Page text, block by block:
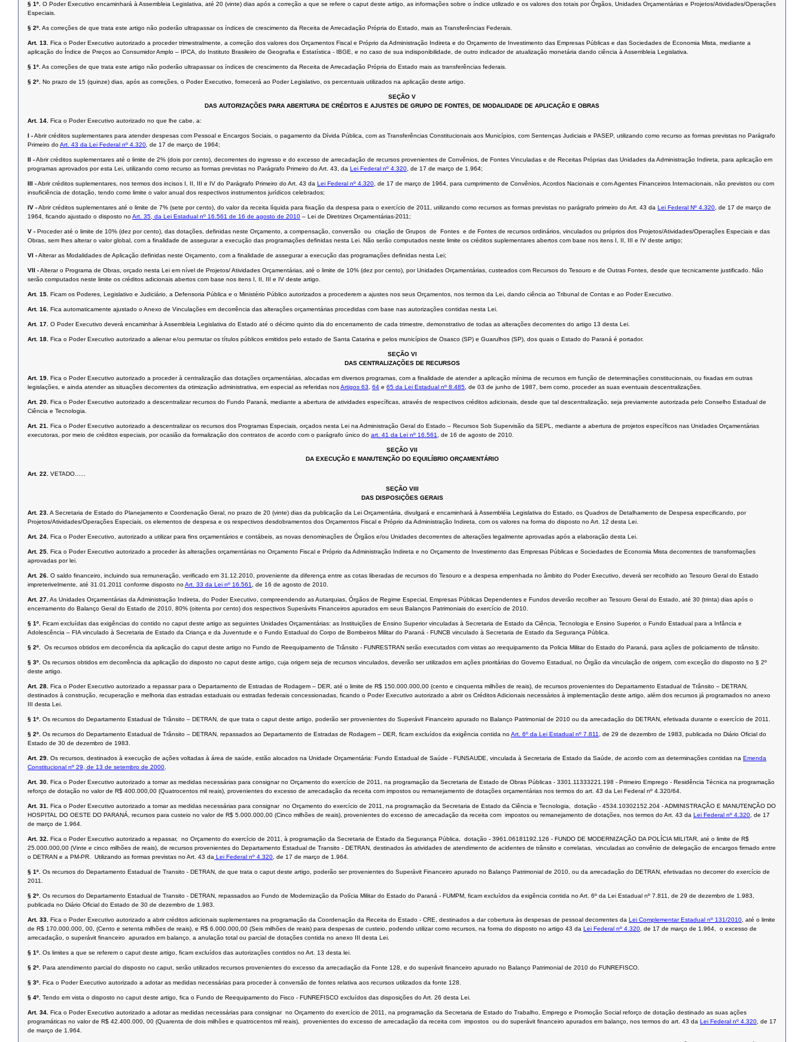
§ 1º. O Poder Executivo encaminhará à Assembleia Legislativa, até 20 (vinte) dias após a correção a que se refere o caput deste artigo, as informações sobre o índice utilizado e os valores dos totais por Órgãos, Unidades Orçamentárias e Projetos/Atividades/Operações
Especiais.
§ 2º.As correções de que trata este artigo não poderão ultrapassar os índices de crescimento da Receita de Arrecadação Própria do Estado, mais as Transferências Federais.
Art. 13. Fica o Poder Executivo autorizado a proceder trimestralmente, a correção dos valores dos Orçamentos Fiscal e Próprio da Administração Indireta e do Orçamento de Investimento das Empresas Públicas e das Sociedades de Economia Mista, mediante a
aplicação do Índice de Preços ao Consumidor Amplo – IPCA, do Instituto Brasileiro de Geografia e Estatística - IBGE, e no caso de sua indisponibilidade, de outro indicador de atualização monetária dando ciência à Assembleia Legislativa.
§ 1º.As correções de que trata este artigo não poderão ultrapassar os índices de crescimento da Receita de Arrecadação Própria do Estado mais as transferências federais.
§ 2º. No prazo de 15 (quinze) dias, após as correções, o Poder Executivo, fornecerá ao Poder Legislativo, os percentuais utilizados na aplicação deste artigo.
SEÇÃO V
DAS AUTORIZAÇÕES PARA ABERTURA DE CRÉDITOS E AJUSTES DE GRUPO DE FONTES, DE MODALIDADE DE APLICAÇÃO E OBRAS
Art. 14. Fica o Poder Executivo autorizado no que lhe cabe, a:
I -Abrir créditos suplementares para atender despesas com Pessoal e Encargos Sociais, o pagamento da Dívida Pública, com as Transferências Constitucionais aos Municípios, com Sentenças Judiciais e PASEP, utilizando como recurso as formas previstas no Parágrafo
Primeiro doArt. 43 da Lei Federal nº 4.320, de 17 de março de 1964;
II -Abrir créditos suplementares até o limite de 2% (dois por cento), decorrentes do ingresso e do excesso de arrecadação de recursos provenientes de Convênios, de Fontes Vinculadas e de Receitas Próprias das Unidades da Administração Indireta, para aplicação em
programas aprovados por esta Lei, utilizando como recurso as formas previstas no Parágrafo Primeiro do Art. 43, da Lei Federal nº 4.320, de 17 de março de 1.964;
III -Abrir créditos suplementares, nos termos dos incisos I, II, III e IV do Parágrafo Primeiro do Art. 43 da Lei Federal nº 4.320, de 17 de março de 1964, para cumprimento de Convênios, Acordos Nacionais e com Agentes Financeiros Internacionais, não previstos ou com
insuficiência de dotação, tendo como limite o valor anual dos respectivos instrumentos jurídicos celebrados;
IV -Abrir créditos suplementares até o limite de 7% (sete por cento), do valor da receita líquida para fixação da despesa para o exercício de 2011, utilizando como recursos as formas previstas no parágrafo primeiro do Art. 43 da Lei Federal Nº 4.320, de 17 de março de
1964, ficando ajustado o disposto noArt. 35, da Lei Estadual nº 16.561 de 16 de agosto de 2010 – Lei de Diretrizes Orçamentárias-2011;
V - Proceder até o limite de 10% (dez por cento), das dotações, definidas neste Orçamento, a compensação, conversão ou criação de Grupos de Fontes e de Fontes de recursos ordinários, vinculados ou próprios dos Projetos/Atividades/Operações Especiais e das
Obras, sem lhes alterar o valor global, com a finalidade de assegurar a execução das programações definidas nesta Lei. Não serão computados neste limite os créditos suplementares abertos com base nos itens I, II, III e IV deste artigo;
VI -Alterar as Modalidades de Aplicação definidas neste Orçamento, com a finalidade de assegurar a execução das programações definidas nesta Lei;
VII -Alterar o Programa de Obras, orçado nesta Lei em nível de Projetos/ Atividades Orçamentárias, até o limite de 10% (dez por cento), por Unidades Orçamentárias, custeados com Recursos do Tesouro e de Outras Fontes, desde que tecnicamente justificado. Não
serão computados neste limite os créditos adicionais abertos com base nos itens I, II, III e IV deste artigo.
Art. 15. Ficam os Poderes, Legislativo e Judiciário, a Defensoria Pública e o Ministério Público autorizados a procederem a ajustes nos seus Orçamentos, nos termos da Lei, dando ciência ao Tribunal de Contas e ao Poder Executivo.
Art. 16. Fica automaticamente ajustado o Anexo de Vinculações em decorrência das alterações orçamentárias procedidas com base nas autorizações contidas nesta Lei.
Art. 17. O Poder Executivo deverá encaminhar à Assembleia Legislativa do Estado até o décimo quinto dia do encerramento de cada trimestre, demonstrativo de todas as alterações decorrentes do artigo 13 desta Lei.
Art. 18. Fica o Poder Executivo autorizado a alienar e/ou permutar os títulos públicos emitidos pelo estado de Santa Catarina e pelos municípios de Osasco (SP) e Guarulhos (SP), dos quais o Estado do Paraná é portador.
SEÇÃO VI
DAS CENTRALIZAÇÕES DE RECURSOS
Art. 19. Fica o Poder Executivo autorizado a proceder à centralização das dotações orçamentárias, alocadas em diversos programas, com a finalidade de atender a aplicação mínima de recursos em função de determinações constitucionais, ou fixadas em outras
legislações, e ainda atender as situações decorrentes da otimização administrativa, em especial as referidas nosArtigos 63, 64 e 65 da Lei Estadual nº 8.485, de 03 de junho de 1987, bem como, proceder as suas eventuais descentralizações.
Art. 20. Fica o Poder Executivo autorizado a descentralizar recursos do Fundo Paraná, mediante a abertura de atividades específicas, através de respectivos créditos adicionais, desde que tal descentralização, seja previamente autorizada pelo Conselho Estadual de
Ciência e Tecnologia.
Art. 21. Fica o Poder Executivo autorizado a descentralizar os recursos dos Programas Especiais, orçados nesta Lei na Administração Geral do Estado – Recursos Sob Supervisão da SEPL, mediante a abertura de projetos específicos nas Unidades Orçamentárias
executoras, por meio de créditos especiais, por ocasião da formalização dos contratos de acordo com o parágrafo único do art. 41 da Lei nº 16.561, de 16 de agosto de 2010.
SEÇÃO VII
DA EXECUÇÃO E MANUTENÇÃO DO EQUILÍBRIO ORÇAMENTÁRIO
Art. 22. VETADO......
SEÇÃO VIII
DAS DISPOSIÇÕES GERAIS
Art. 23.A Secretaria de Estado do Planejamento e Coordenação Geral, no prazo de 20 (vinte) dias da publicação da Lei Orçamentária, divulgará e encaminhará à Assembléia Legislativa do Estado, os Quadros de Detalhamento de Despesa especificando, por
Projetos/Atividades/Operações Especiais, os elementos de despesa e os respectivos desdobramentos dos Orçamentos Fiscal e Próprio da Administração Indireta, com os valores na forma do disposto no Art. 12 desta Lei.
Art. 24. Fica o Poder Executivo, autorizado a utilizar para fins orçamentários e contábeis, as novas denominações de Órgãos e/ou Unidades decorrentes de alterações legalmente aprovadas após a elaboração desta Lei.
Art. 25. Fica o Poder Executivo autorizado a proceder às alterações orçamentárias no Orçamento Fiscal e Próprio da Administração Indireta e no Orçamento de Investimento das Empresas Públicas e Sociedades de Economia Mista decorrentes de transformações
aprovadas por lei.
Art. 26. O saldo financeiro, incluindo sua remuneração, verificado em 31.12.2010, proveniente da diferença entre as cotas liberadas de recursos do Tesouro e a despesa empenhada no âmbito do Poder Executivo, deverá ser recolhido ao Tesouro Geral do Estado
impreterivelmente, até 31.01.2011 conforme disposto noArt. 33 da Lei nº 16.561, de 16 de agosto de 2010.
Art. 27.As Unidades Orçamentárias da Administração Indireta, do Poder Executivo, compreendendo as Autarquias, Órgãos de Regime Especial, Empresas Públicas Dependentes e Fundos deverão recolher ao Tesouro Geral do Estado, até 30 (trinta) dias após o
encerramento do Balanço Geral do Estado de 2010, 80% (oitenta por cento) dos respectivos Superávits Financeiros apurados em seus Balanços Patrimoniais do exercício de 2010.
§ 1º. Ficam excluídas das exigências do contido no caput deste artigo as seguintes Unidades Orçamentárias: as Instituições de Ensino Superior vinculadas à Secretaria de Estado da Ciência, Tecnologia e Ensino Superior, o Fundo Estadual para a Infância e
Adolescência – FIA vinculado à Secretaria de Estado da Criança e da Juventude e o Fundo Estadual do Corpo de Bombeiros Militar do Paraná - FUNCB vinculado à Secretaria de Estado da Segurança Pública.
§ 2º. Os recursos obtidos em decorrência da aplicação do caput deste artigo no Fundo de Reequipamento de Trânsito - FUNRESTRAN serão executados com vistas ao reequipamento da Policia Militar do Estado do Paraná, para ações de policiamento de trânsito.
§ 3º. Os recursos obtidos em decorrência da aplicação do disposto no caput deste artigo, cuja origem seja de recursos vinculados, deverão ser utilizados em ações prioritárias do Governo Estadual, no Órgão da vinculação de origem, com exceção do disposto no § 2º
deste artigo.
Art. 28. Fica o Poder Executivo autorizado a repassar para o Departamento de Estradas de Rodagem – DER, até o limite de R$ 150.000.000,00 (cento e cinquenta milhões de reais), de recursos provenientes do Departamento Estadual de Trânsito – DETRAN,
destinados à construção, recuperação e melhoria das estradas estaduais ou estradas federais concessionadas, ficando o Poder Executivo autorizado a abrir os Créditos Adicionais necessários à implementação deste artigo, além dos recursos já programados no anexo
III desta Lei.
§ 1º. Os recursos do Departamento Estadual de Trânsito – DETRAN, de que trata o caput deste artigo, poderão ser provenientes do Superávit Financeiro apurado no Balanço Patrimonial de 2010 ou da arrecadação do DETRAN, efetivada durante o exercício de 2011.
§ 2º. Os recursos do Departamento Estadual de Trânsito – DETRAN, repassados ao Departamento de Estradas de Rodagem – DER, ficam excluídos da exigência contida noArt. 6º da Lei Estadual nº 7.811, de 29 de dezembro de 1983, publicada no Diário Oficial do
Estado de 30 de dezembro de 1983.
Art. 29. Os recursos, destinados à execução de ações voltadas à área de saúde, estão alocados na Unidade Orçamentária: Fundo Estadual de Saúde - FUNSAUDE, vinculada à Secretaria de Estado da Saúde, de acordo com as determinações contidas na Emenda
Constitucional nº 29, de 13 de setembro de 2000.
Art. 30. Fica o Poder Executivo autorizado a tomar as medidas necessárias para consignar no Orçamento do exercício de 2011, na programação da Secretaria de Estado de Obras Públicas - 3301.11333221.198 - Primeiro Emprego - Residência Técnica na programação
reforço de dotação no valor de R$ 400.000,00 (Quatrocentos mil reais), provenientes do excesso de arrecadação da receita com impostos ou remanejamento de dotações orçamentárias nos termos do art. 43 da Lei Federal nº 4.320/64.
Art. 31. Fica o Poder Executivo autorizado a tomar as medidas necessárias para consignar no Orçamento do exercício de 2011, na programação da Secretaria de Estado da Ciência e Tecnologia, dotação - 4534.10302152.204 - ADMINISTRAÇÃO E MANUTENÇÃO DO
HOSPITAL DO OESTE DO PARANÁ, recursos para custeio no valor de R$ 5.000.000,00 (Cinco milhões de reais), provenientes do excesso de arrecadação da receita com impostos ou remanejamento de dotações, nos termos do Art. 43 da Lei Federal nº 4.320, de 17
de março de 1.964.
Art. 32. Fica o Poder Executivo autorizado a repassar, no Orçamento do exercício de 2011, à programação da Secretaria de Estado da Segurança Pública, dotação - 3961.06181192.126 - FUNDO DE MODERNIZAÇÃO DA POLÍCIA MILITAR, até o limite de R$
25.000.000,00 (Vinte e cinco milhões de reais), de recursos provenientes do Departamento Estadual de Transito - DETRAN, destinados às atividades de atendimento de acidentes de trânsito e correlatas, vinculadas ao convênio de delegação de encargos firmado entre
o DETRAN e a PM-PR. Utilizando as formas previstas no Art. 43 da Lei Federal nº 4.320, de 17 de março de 1.964.
§ 1º. Os recursos do Departamento Estadual de Transito - DETRAN, de que trata o caput deste artigo, poderão ser provenientes do Superávit Financeiro apurado no Balanço Patrimonial de 2010, ou da arrecadação do DETRAN, efetivadas no decorrer do exercício de
2011.
§ 2º. Os recursos do Departamento Estadual de Transito - DETRAN, repassados ao Fundo de Modernização da Polícia Militar do Estado do Paraná - FUMPM, ficam excluídos da exigência contida no Art. 6º da Lei Estadual nº 7.811, de 29 de dezembro de 1.983,
publicada no Diário Oficial do Estado de 30 de dezembro de 1.983.
Art. 33. Fica o Poder Executivo autorizado a abrir créditos adicionais suplementares na programação da Coordenação da Receita do Estado - CRE, destinados a dar cobertura às despesas de pessoal decorrentes da Lei Complementar Estadual nº 131/2010, até o limite
de R$ 170.000.000, 00, (Cento e setenta milhões de reais), e R$ 6.000.000,00 (Seis milhões de reais) para despesas de custeio, podendo utilizar como recursos, na forma do disposto no artigo 43 da Lei Federal nº 4.320, de 17 de março de 1.964, o excesso de
arrecadação, o superávit financeiro apurados em balanço, a anulação total ou parcial de dotações contida no anexo III desta Lei.
§ 1º. Os limites a que se referem o caput deste artigo, ficam excluídos das autorizações contidos no Art. 13 desta lei.
§ 2º. Para atendimento parcial do disposto no caput, serão utilizados recursos provenientes do excesso da arrecadação da Fonte 128, e do superávit financeiro apurado no Balanço Patrimonial de 2010 do FUNREFISCO.
§ 3º. Fica o Poder Executivo autorizado a adotar as medidas necessárias para proceder à conversão de fontes relativa aos recursos utilizados da fonte 128.
§ 4º. Tendo em vista o disposto no caput deste artigo, fica o Fundo de Reequipamento do Fisco - FUNREFISCO excluídos das disposições do Art. 26 desta Lei.
Art. 34. Fica o Poder Executivo autorizado a adotar as medidas necessárias para consignar no Orçamento do exercício de 2011, na programação da Secretaria de Estado do Trabalho, Emprego e Promoção Social reforço de dotação destinado as suas ações
programáticas no valor de R$ 42.400.000, 00 (Quarenta de dois milhões e quatrocentos mil reais), provenientes do excesso de arrecadação da receita com impostos ou do superávit financeiro apurados em balanço, nos termos do art. 43 da Lei Federal nº 4.320, de 17
de março de 1.964.